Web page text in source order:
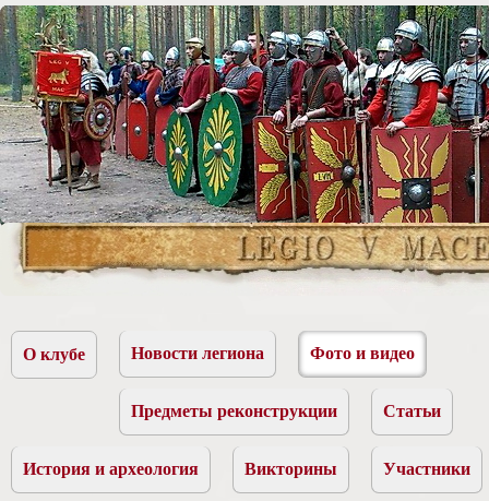
О клубе Новости легиона Фото и видео
Предметы реконструкции Статьи
История и археология Викторины Участники